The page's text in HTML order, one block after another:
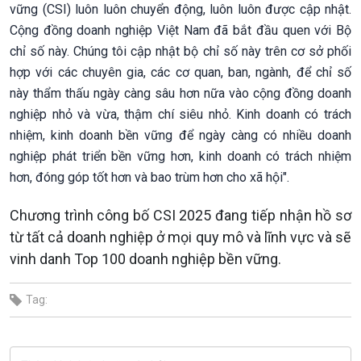
vững (CSI) luôn luôn chuyển động, luôn luôn được cập nhật.
Cộng đồng doanh nghiệp Việt Nam đã bắt đầu quen với Bộ
chỉ số này. Chúng tôi cập nhật bộ chỉ số này trên cơ sở phối
hợp với các chuyên gia, các cơ quan, ban, ngành, để chỉ số
này thẩm thấu ngày càng sâu hơn nữa vào cộng đồng doanh
nghiệp nhỏ và vừa, thậm chí siêu nhỏ. Kinh doanh có trách
nhiệm, kinh doanh bền vững để ngày càng có nhiều doanh
nghiệp phát triển bền vững hơn, kinh doanh có trách nhiệm
hơn, đóng góp tốt hơn và bao trùm hơn cho xã hội".
Chương trình công bố CSI 2025 đang tiếp nhận hồ sơ
từ tất cả doanh nghiệp ở mọi quy mô và lĩnh vực và sẽ
vinh danh Top 100 doanh nghiệp bền vững.
Tag: